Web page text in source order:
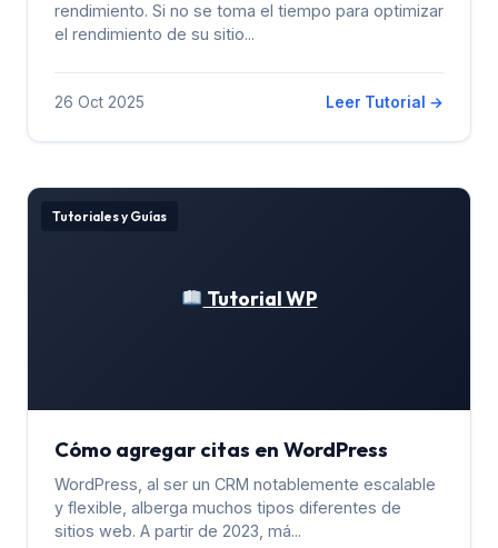
rendimiento. Si no se toma el tiempo para optimizar
el rendimiento de su sitio...
26 Oct 2025 Leer Tutorial →
Tutorial WP
Tutoriales y Guías
Cómo agregar citas en WordPress
WordPress, al ser un CRM notablemente escalable
y flexible, alberga muchos tipos diferentes de
sitios web. A partir de 2023, má...